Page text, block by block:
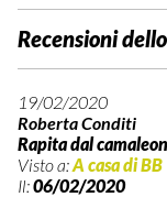
Recensioni
19/02/2020
Roberta Conditi
Rapita dal
Visto a:A casa di BB
Il:06/02/2020